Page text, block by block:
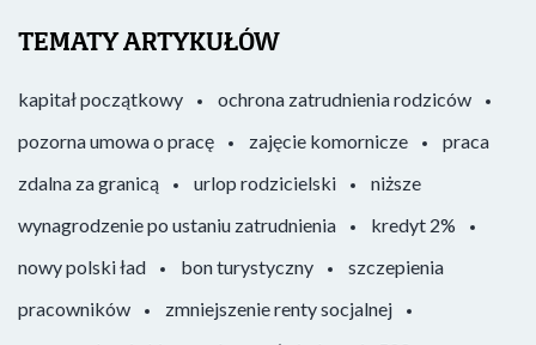
TEMATY ARTYKUŁÓW
kapitał początkowy
ochrona zatrudnienia rodziców
pozorna umowa o pracę
zajęcie komornicze
praca
zdalna za granicą
urlop rodzicielski
niższe
wynagrodzenie po ustaniu zatrudnienia
kredyt 2%
nowy polski ład
bon turystyczny
szczepienia
pracowników
zmniejszenie renty socjalnej